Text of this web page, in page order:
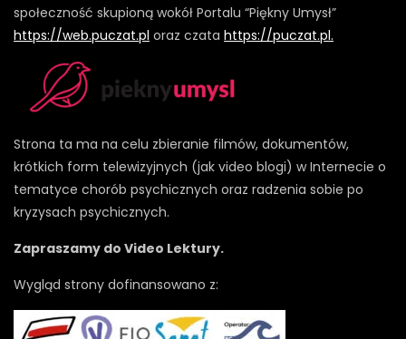
społeczność skupioną wokół Portalu “Piękny Umysł”
https://web.puczat.pl oraz czata https://puczat.pl.
Strona ta ma na celu zbieranie filmów, dokumentów,
krótkich form telewizyjnych (jak video blogi) w Internecie o
tematyce chorób psychicznych oraz radzenia sobie po
kryzysach psychicznych.
Zapraszamy do Video Lektury.
Wygląd strony dofinansowano z: